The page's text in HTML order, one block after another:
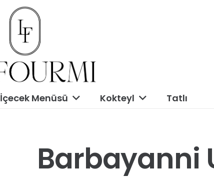
İçecek Menüsü Kokteyl Tatlı
Barbayanni